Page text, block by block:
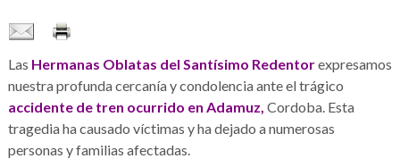
Las Hermanas Oblatas del Santísimo Redentorexpresamos
nuestra profunda cercanía y condolencia ante el trágico
accidente de tren ocurrido en Adamuz, Cordoba. Esta
tragedia ha causado víctimas y ha dejado a numerosas
personas y familias afectadas.